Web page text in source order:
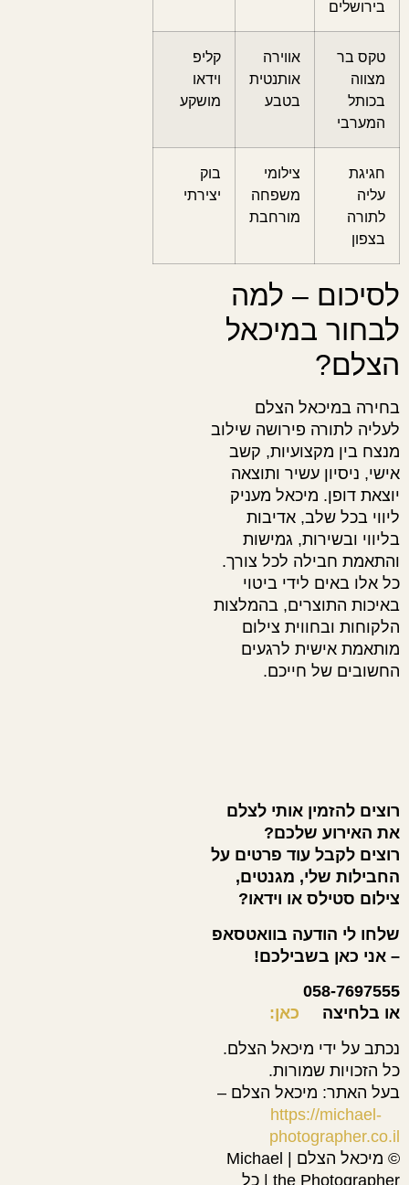
בירושלים
טקס בר
מצווה
בכותל
המערבי
אווירה
אותנטית
בטבע
קליפ
וידאו
מושקע
חגיגת
עליה
לתורה
בצפון
צילומי
משפחה
מורחבת
בוק
יצירתי
לסיכום – למה
לבחור במיכאל
הצלם?
בחירה במיכאל הצלם
לעליה לתורה פירושה שילוב
מנצח בין מקצועיות, קשב
אישי, ניסיון עשיר ותוצאה
יוצאת דופן. מיכאל מעניק
ליווי בכל שלב, אדיבות
בליווי ובשירות, גמישות
והתאמת חבילה לכל צורך.
כל אלו באים לידי ביטוי
באיכות התוצרים, בהמלצות
הלקוחות ובחווית צילום
מותאמת אישית לרגעים
החשובים של חייכם.
רוצים להזמין אותי לצלם
את האירוע שלכם?
רוצים לקבל עוד פרטים על
החבילות שלי, מגנטים,
צילום סטילס או וידאו?
שלחו לי הודעה בוואטסאפ
– אני כאן בשבילכם!
058-7697555
או בלחיצה
כאן:
נכתב על ידי מיכאל הצלם.
כל הזכויות שמורות.
בעל האתר: מיכאל הצלם –
https://michael-
photographer.co.il
© מיכאל הצלם | Michael
the Photographer | כל